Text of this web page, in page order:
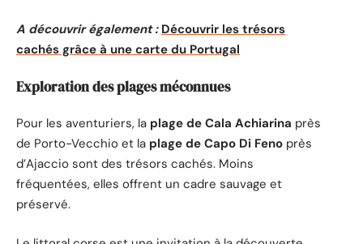
A découvrir également : Découvrir les trésors
cachés grâce à une carte du Portugal
Exploration des plages méconnues
Pour les aventuriers, la plage de Cala Achiarina près
de Porto-Vecchio et la plage de Capo Di Feno près
d’Ajaccio sont des trésors cachés. Moins
fréquentées, elles offrent un cadre sauvage et
préservé.